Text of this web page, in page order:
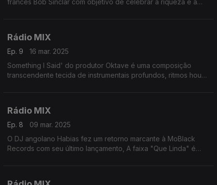
francês Bob Sinclar com objetivo de celebrar a riqueza e a
Rádio MIX
Ep. 9
16 mar. 2025
Something I Said' do produtor Oktave é uma composição
transcendente tecida de instrumentais profundos, ritmos house
Rádio MIX
Ep. 8
09 mar. 2025
O DJ angolano Habias fez um retorno marcante à MoBlack
Records com seu último lançamento, A faixa "Que Linda" é